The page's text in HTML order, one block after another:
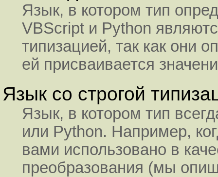
Язык, в котором тип
VBScript и Python
типизацией, так как они
ей присваивается
Язык со строгой
Язык, в котором тип
или Python. Например,
вами использовано в
преобразования (мы